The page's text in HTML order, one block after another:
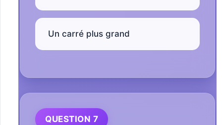
Un carré plus grand
QUESTION 7